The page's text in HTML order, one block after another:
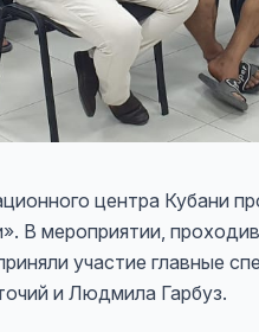
центра Кубани
В мероприятии,
участие главные
и Людмила Гарбуз.